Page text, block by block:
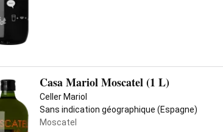
Casa Mariol Moscatel (1 L)
Celler Mariol
Sans indication géographique (Espagne)
Moscatel